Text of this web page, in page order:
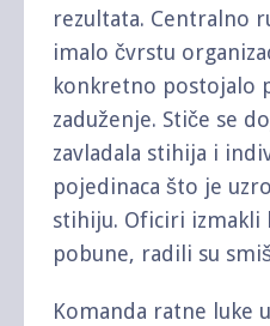
rezultata. Centralno
imalo čvrstu
konkretno postojalo
zaduženje. Stiče se
zavladala stihija i
pojedinaca što je
stihiju. Oficiri
pobune, radili su
Komanda ratne luke